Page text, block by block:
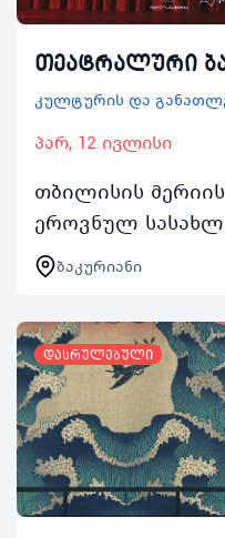
თეატრალური
კულტურის და
პარ, 12 ივლისი
თბილისის
ეროვნულ
თანამშრომლობით
ივლისს
წლის
და…
ბაკურიანი
დასრულებული